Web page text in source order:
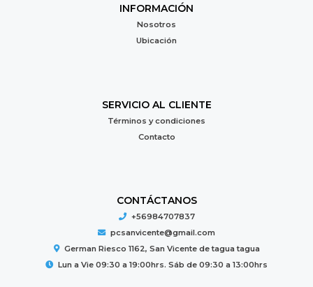
INFORMACIÓN
Nosotros
Ubicación
SERVICIO AL CLIENTE
Términos y condiciones
Contacto
CONTÁCTANOS
+56984707837
pcsanvicente@gmail.com
German Riesco 1162, San Vicente de tagua tagua
Lun a Vie 09:30 a 19:00hrs. Sáb de 09:30 a 13:00hrs